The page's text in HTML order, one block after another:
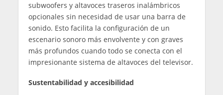
subwoofers y altavoces traseros inalámbricos
opcionales sin necesidad de usar una barra de
sonido. Esto facilita la configuración de un
escenario sonoro más envolvente y con graves
más profundos cuando todo se conecta con el
impresionante sistema de altavoces del televisor.
Sustentabilidad y accesibilidad